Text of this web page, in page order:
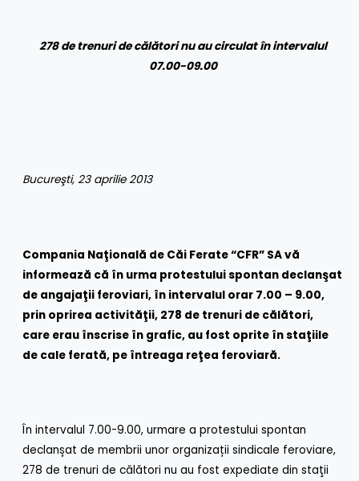
278 de trenuri de călători nu au circulat în intervalul
07.00-09.00
Bucureşti, 23 aprilie 2013
Compania Naţională de Căi Ferate “CFR” SA vă
informează că în urma protestului spontan declanşat
de angajaţii feroviari, în intervalul orar 7.00 – 9.00,
prin oprirea activităţii, 278 de trenuri de călători,
care erau înscrise în grafic, au fost oprite în staţiile
de cale ferată, pe întreaga reţea feroviară.
În intervalul 7.00-9.00, urmare a protestului spontan
declanșat de membrii unor organizații sindicale feroviare,
278 de trenuri de călători nu au fost expediate din staţii